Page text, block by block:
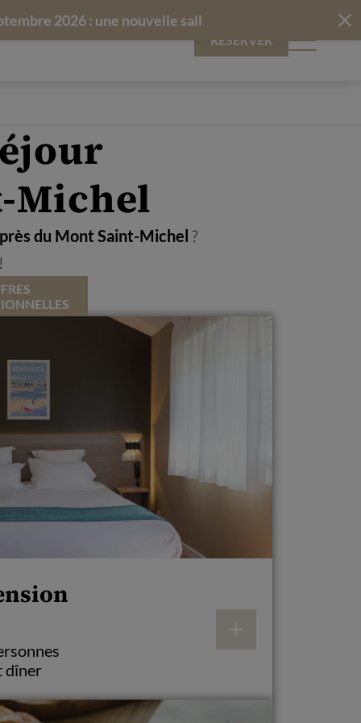
: une nouvelle salle pour vos mariages et séminaires
RÉSERVER
Michel
du Mont Saint-Michel ?
!
dîner